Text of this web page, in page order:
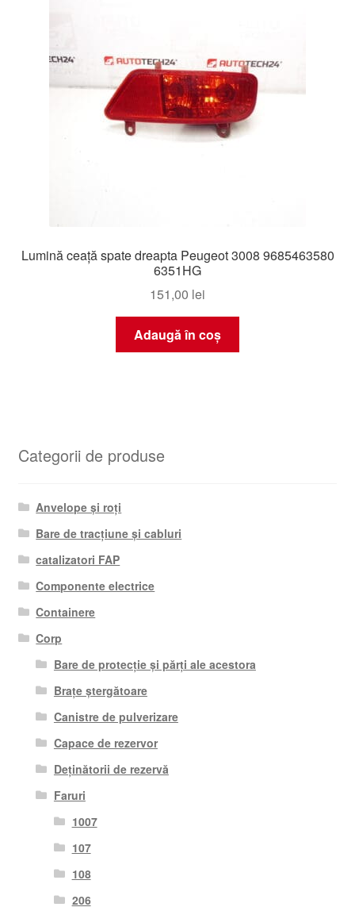
Lumină ceață spate dreapta Peugeot 3008 9685463580
6351HG
151,00 lei
Adaugă în coș
Categorii de produse
Anvelope și roți
Bare de tracțiune și cabluri
catalizatori FAP
Componente electrice
Containere
Corp
Bare de protecție și părți ale acestora
Brațe ștergătoare
Canistre de pulverizare
Capace de rezervor
Deținătorii de rezervă
Faruri
1007
107
108
206